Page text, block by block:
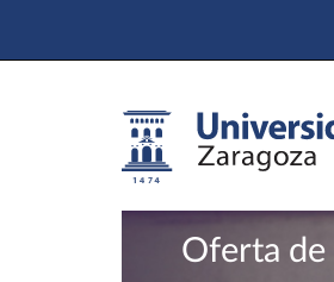
Oferta de